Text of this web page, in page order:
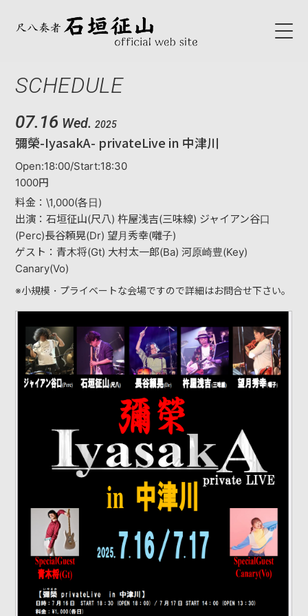
初代石垣征山
BLOG
SCHEDULE
NEWS
DISCOGRAPHY
VIDEO
YOUTUBE
RECORDING
CONTACT
SCHEDULE
07.16 Wed. 2025
彌榮-IyasakA- privateLive in 中津川
Open:18:00/Start:18:30
1000円
料金：\1,000(各日)
出演：石垣征山(尺八) 杵屋浅吉(三味線) ジャイアン谷口
(Perc)長谷頼晃(Dr) 望月秀幸(囃子)
ゲスト：青木将(Gt) 大村太一郎(Ba) 河原崎豊(Key)
Canary(Vo)
※小規模・プライベートな会場ですので詳細はお問合せ下さい。